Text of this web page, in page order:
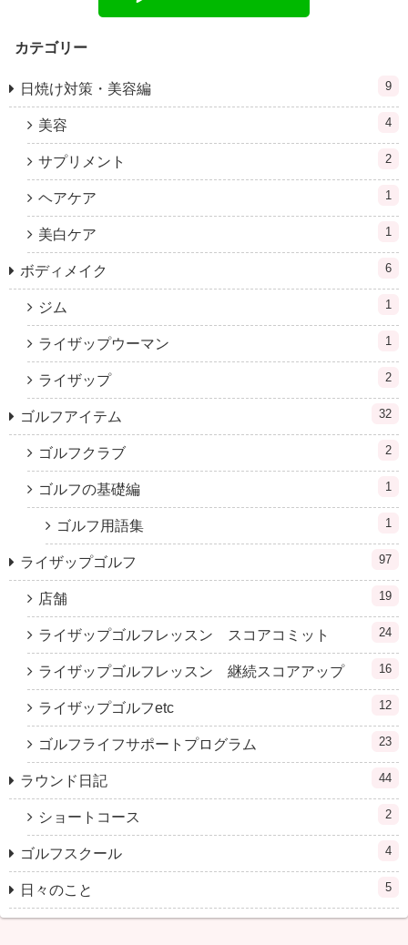
カテゴリー
日焼け対策・美容編 9
美容 4
サプリメント 2
ヘアケア 1
美白ケア 1
ボディメイク 6
ジム 1
ライザップウーマン 1
ライザップ 2
ゴルフアイテム 32
ゴルフクラブ 2
ゴルフの基礎編 1
ゴルフ用語集 1
ライザップゴルフ 97
店舗 19
ライザップゴルフレッスン スコアコミット 24
ライザップゴルフレッスン 継続スコアアップ 16
ライザップゴルフetc 12
ゴルフライフサポートプログラム 23
ラウンド日記 44
ショートコース 2
ゴルフスクール 4
日々のこと 5